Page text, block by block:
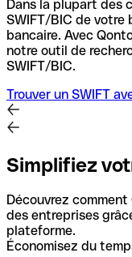
Dans la plupart des
SWIFT/BIC de votre
bancaire. Avec
notre outil de
SWIFT/BIC.
Trouver un SWIFT
Simplifiez
Découvrez
des entreprises
plateforme.
Économisez du